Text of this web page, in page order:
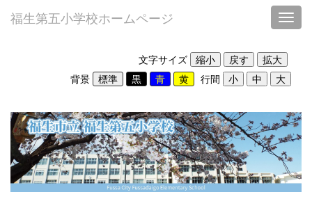
福生第五小学校ホームページ
文字サイズ
背景
行間